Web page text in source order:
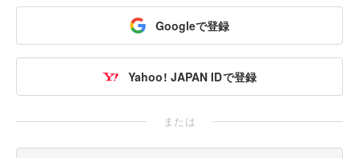
Googleで登録
Yahoo! JAPAN IDで登録
または